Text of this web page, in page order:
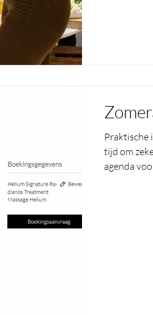
Praktische
tijd om
agenda